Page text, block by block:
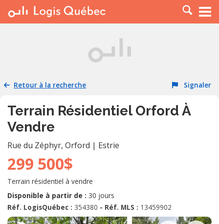
À LOUER
PLACER UNE ANNONCE
RESSOURCES
Retour à la recherche Signaler
Terrain Résidentiel Orford À
Vendre
Rue du Zéphyr, Orford | Estrie
299 500$
Terrain résidentiel à vendre
Disponible à partir de : 30 jours
Réf. LogisQuébec : 354380 - Réf. MLS : 13459902